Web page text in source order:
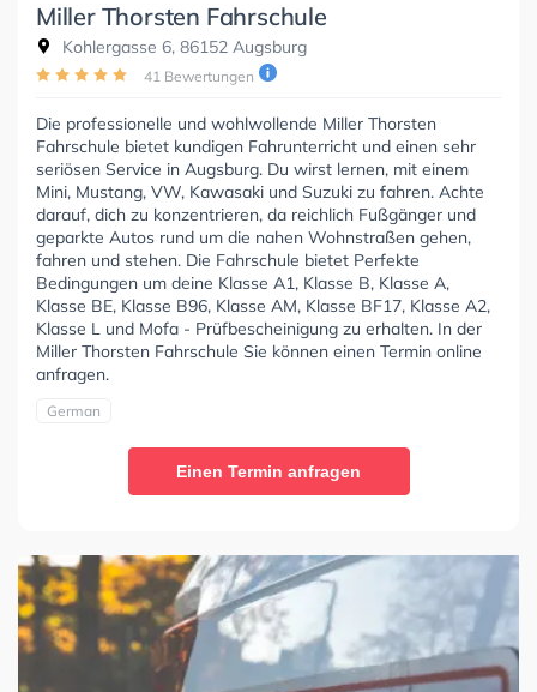
Miller Thorsten Fahrschule
Kohlergasse 6, 86152 Augsburg
41 Bewertungen
Die professionelle und wohlwollende Miller Thorsten
Fahrschule bietet kundigen Fahrunterricht und einen sehr
seriösen Service in Augsburg. Du wirst lernen, mit einem
Mini, Mustang, VW, Kawasaki und Suzuki zu fahren. Achte
darauf, dich zu konzentrieren, da reichlich Fußgänger und
geparkte Autos rund um die nahen Wohnstraßen gehen,
fahren und stehen. Die Fahrschule bietet Perfekte
Bedingungen um deine Klasse A1, Klasse B, Klasse A,
Klasse BE, Klasse B96, Klasse AM, Klasse BF17, Klasse A2,
Klasse L und Mofa - Prüfbescheinigung zu erhalten. In der
Miller Thorsten Fahrschule Sie können einen Termin online
anfragen.
German
Einen Termin anfragen